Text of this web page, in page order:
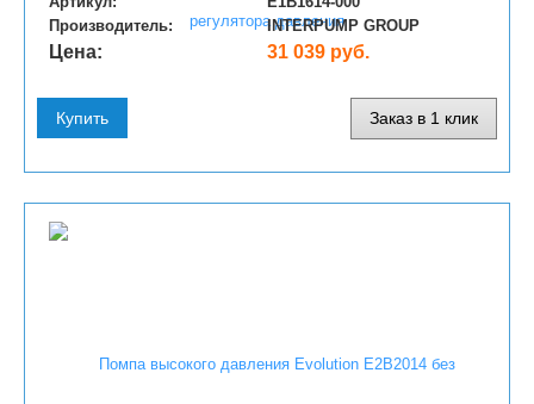
Производитель:
INTERPUMP GROUP
Цена: 31 039 руб.
Купить Заказ в 1 клик